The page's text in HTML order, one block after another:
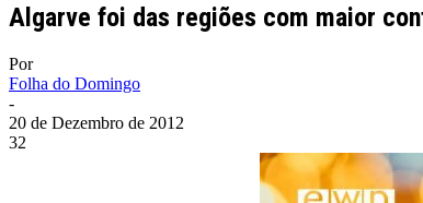
Algarve foi das regiões com maior
Por
Folha do Domingo
-
20 de Dezembro de 2012
32